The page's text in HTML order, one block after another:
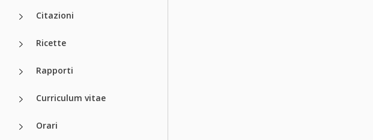
Citazioni
Ricette
Rapporti
Curriculum vitae
Orari